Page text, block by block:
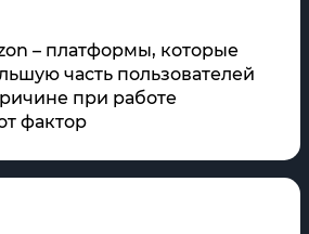
– платформы, которые
часть пользователей
при работе
фактор